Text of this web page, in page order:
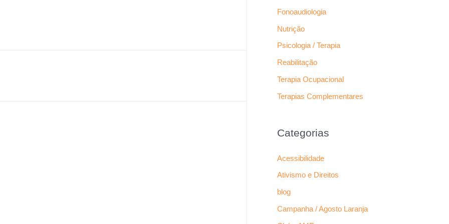
Fonoaudiologia
Nutrição
Psicologia / Terapia
Reabilitação
Terapia Ocupacional
Terapias Complementares
Categorias
Acessibilidade
Ativismo e Direitos
blog
Campanha / Agosto Laranja